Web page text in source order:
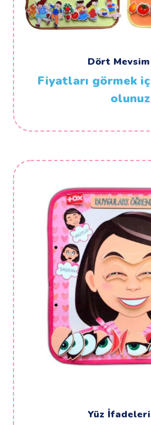
Dört
Fiyatları görmek
Yüz İfadeleri